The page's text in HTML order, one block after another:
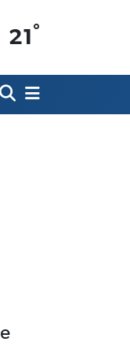
21 °